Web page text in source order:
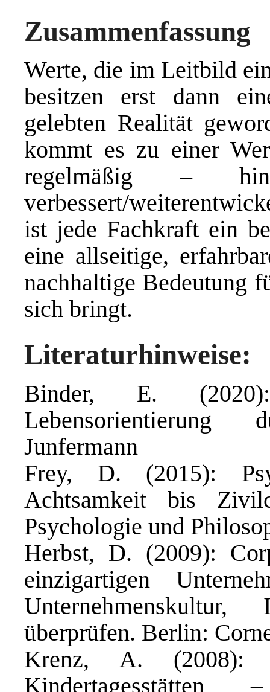
Zusammenfassung
Werte, die im Leitbild
besitzen erst dann
gelebten Realität
kommt es zu einer
regelmäßig –
verbessert/
ist jede Fachkraft ein
eine allseitige,
nachhaltige Bedeutung
sich
Literaturhinweise:
Binder, E.
Lebensorientierung
Junfermann
Frey, D. (2015):
Achtsamkeit bis
Psychologie und
Herbst, D. (2009):
einzigartigen
überprüfen. Berlin:
Krenz, A. (2008):